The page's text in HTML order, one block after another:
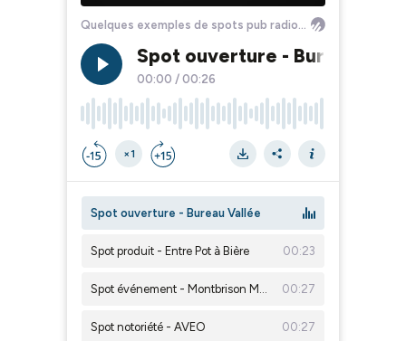
Quelques exemples de spots pub radio produits par ACTIV MEDIAS
Spot ouverture - Bureau
00:00 / 00:26
×1
Spot ouverture - Bureau Vallée
Spot produit - Entre Pot à Bière 00:23
Spot événement - Montbrison Mes Boutik 00:27
Spot notoriété - AVEO 00:27